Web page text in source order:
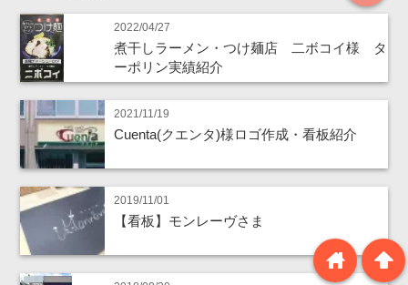
2022/04/27
煮干しラーメン・つけ麺店 二ボコイ様 タ
ーポリン実績紹介
2021/11/19
Cuenta(クエンタ)様ロゴ作成・看板紹介
2019/11/01
【看板】モンレーヴさま
arrowup
home